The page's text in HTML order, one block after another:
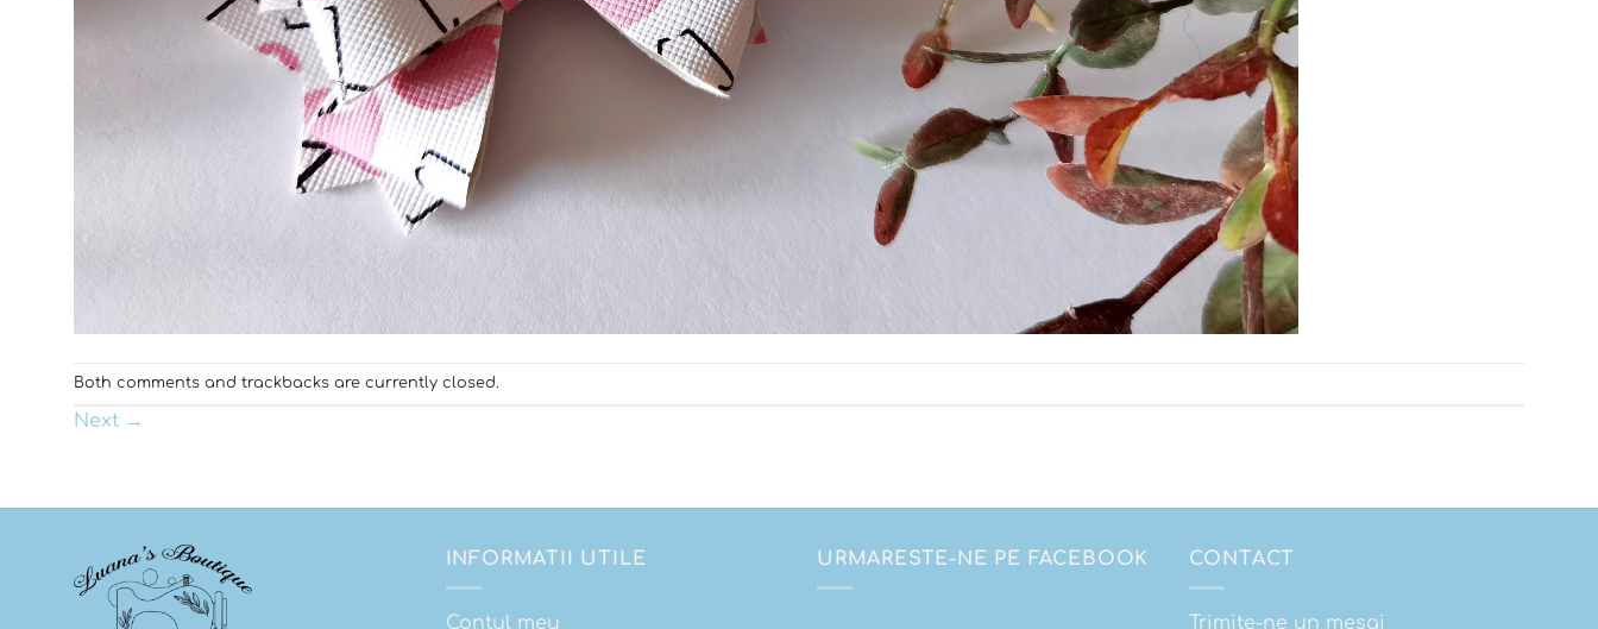
Both comments and trackbacks are currently closed.
Next →
INFORMATII UTILE
Contul meu
URMARESTE-NE PE FACEBOOK CONTACT
Trimite-ne un mesaj